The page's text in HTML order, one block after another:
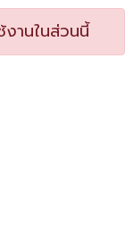
งานในส่วนนี้